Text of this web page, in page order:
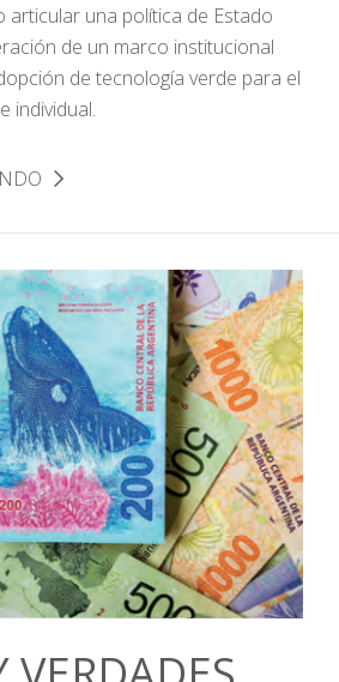
articular una política de Estado
de un marco institucional
de tecnología verde para el
individual.